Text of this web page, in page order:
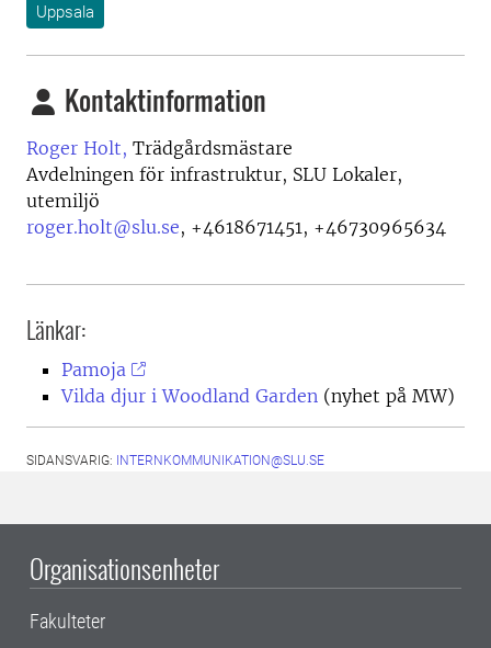
Uppsala
Kontaktinformation
Roger Holt, Trädgårdsmästare
Avdelningen för infrastruktur, SLU Lokaler,
utemiljö
roger.holt@slu.se, +4618671451, +46730965634
Länkar:
Pamoja
Vilda djur i Woodland Garden (nyhet på MW)
SIDANSVARIG: INTERNKOMMUNIKATION@SLU.SE
Organisationsenheter
Fakulteter